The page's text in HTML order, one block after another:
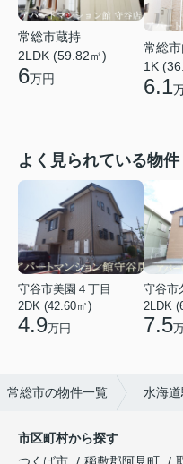
常総市蔵持
2LDK (59.82㎡)
6万円
常総
1K
6.1
よく見られている物件
守谷市美園４丁目
2DK (42.60㎡)
4.9万円
守谷市
2LDK
7.5
常総市の物件一覧 水海道
市区町村から探す